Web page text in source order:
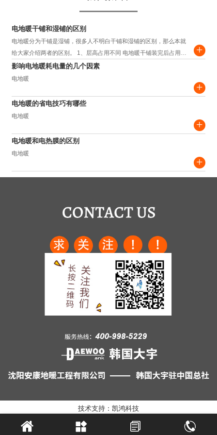
电地暖干铺和湿铺的区别
电地暖分为干铺是湿铺，很多人不明白干铺和湿铺的区别，那么本就
给大家介绍两者的区别。 1、层高占用不同 电地暖干铺装完后占用层
高约为3.5-4.5cm，而湿铺装完...
+
影响电地暖耗电量的几个因素
电地暖
+
电地暖的省电技巧有哪些
电地暖
+
电地暖和电热膜的区别
电地暖
+
技术支持：凯鸿科技
   